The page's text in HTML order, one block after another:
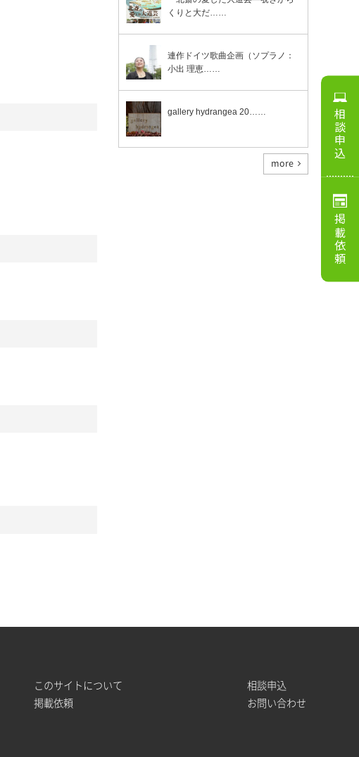
くりと大だ……
連作ドイツ歌曲企画（ソプラノ：
小出 理恵……
gallery hydrangea 20……
more
相談申込
掲載依頼
このサイトについて
掲載依頼
相談申込
お問い合わせ